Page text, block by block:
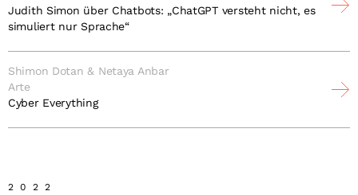
Judith Simon über Chatbots: „ChatGPT versteht nicht, es
simuliert nur Sprache“
Shimon Dotan & Netaya Anbar
Arte
Cyber Everything
2022